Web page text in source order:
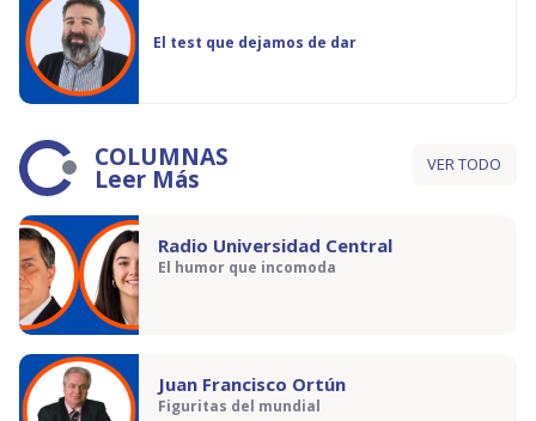
El test que dejamos de dar
COLUMNAS
Leer Más VER TODO
Radio Universidad Central
El humor que incomoda
Juan Francisco Ortún
Figuritas del mundial